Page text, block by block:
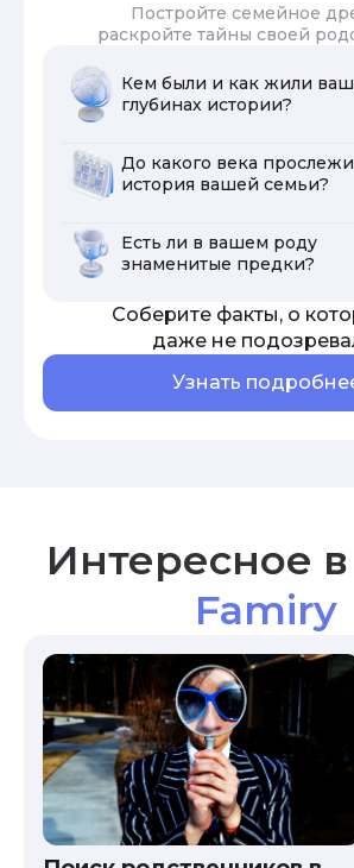
Постройте семейное
раскройте тайны своей
Кем были и как жили
глубинах истории?
До какого века
история вашей семьи?
Есть ли в вашем роду
знаменитые предки?
Соберите факты, о
даже не
Узнать
Интересное в
Famiry